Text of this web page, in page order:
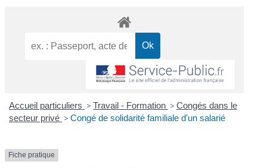
Accueil particuliers > Travail - Formation > Congés dans le
secteur privé > Congé de solidarité familiale d'un salarié
Fiche pratique